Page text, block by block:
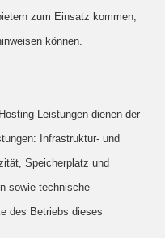
zum Einsatz kommen,
können.
Leistungen dienen der
Infrastruktur- und
Speicherplatz und
sowie technische
des Betriebs dieses